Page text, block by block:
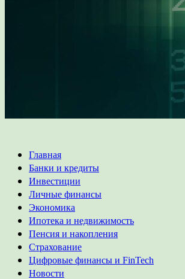
Основное
меню
Главная
Банки и кредиты
Инвестиции
Личные финансы
Экономика
Ипотека и недвижимость
Пенсия и накопления
Страхование
Цифровые финансы и FinTech
Новости